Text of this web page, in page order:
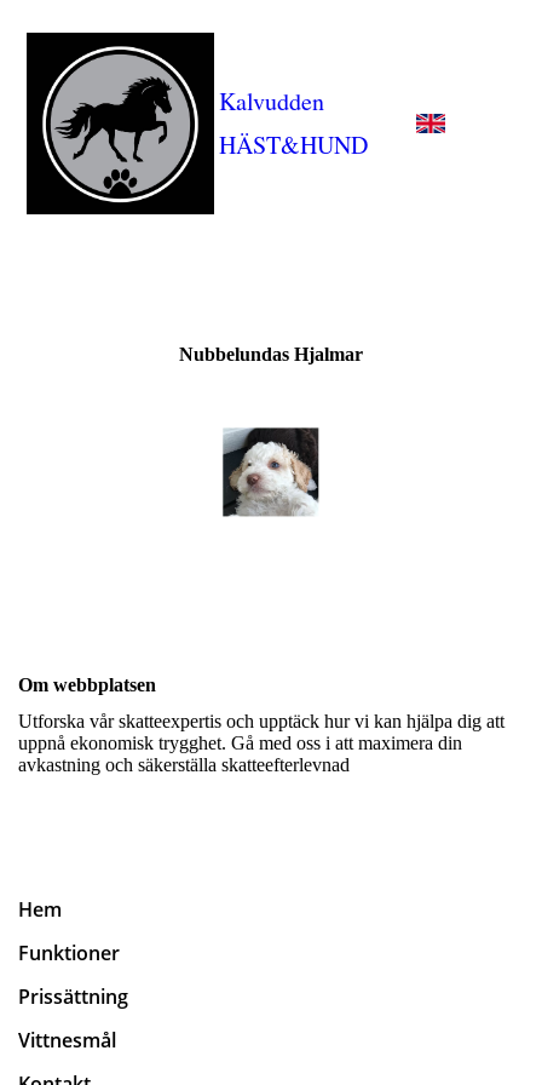
Kalvudden
HÄST&HUND
Nubbelundas Hjalmar
Om webbplatsen
Utforska vår skatteexpertis och upptäck hur vi kan hjälpa dig att
uppnå ekonomisk trygghet. Gå med oss i att maximera din
avkastning och säkerställa skatteefterlevnad
Hem
Funktioner
Prissättning
Vittnesmål